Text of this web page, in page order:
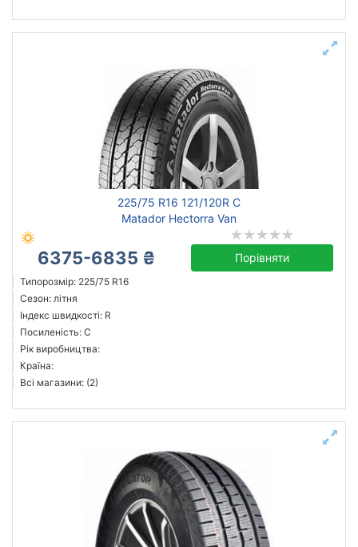
225/75 R16 121/120R C
Matador Hectorra Van
6375-6835 ₴ Порівняти
Типорозмір: 225/75 R16
Сезон: літня
Індекс швидкості: R
Посиленість: C
Рік виробництва:
Країна:
Всі магазини: (2)